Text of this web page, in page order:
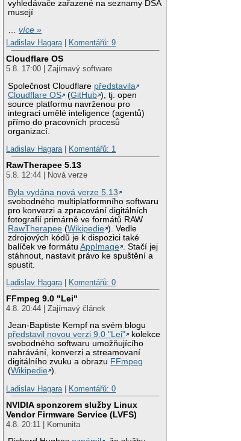
vyhledávače zařazené na seznamy DSA
musejí
…více »
Ladislav Hagara| Komentářů: 9
Cloudflare OS
5.8. 17:00 | Zajímavý software
Společnost Cloudflare představila
Cloudflare OS
(GitHub ), tj. open
source platformu navrženou pro
integraci umělé inteligence (agentů)
přímo do pracovních procesů
organizací.
Ladislav Hagara| Komentářů: 1
RawTherapee 5.13
5.8. 12:44 | Nová verze
Byla vydána nová verze 5.13
svobodného multiplatformního softwaru
pro konverzi a zpracování digitálních
fotografií primárně ve formátů RAW
RawTherapee (Wikipedie ). Vedle
zdrojových kódů je k dispozici také
balíček ve formátuAppImage
. Stačí jej
stáhnout, nastavit právo ke spuštění a
spustit.
Ladislav Hagara| Komentářů: 0
FFmpeg 9.0 "Lei"
4.8. 20:44 | Zajímavý článek
Jean-Baptiste Kempf na svém blogu
představil novou verzi 9.0 "Lei"
kolekce
svobodného softwaru umožňujícího
nahrávání, konverzi a streamovaní
digitálního zvuku a obrazu FFmpeg
(Wikipedie ).
Ladislav Hagara| Komentářů: 0
NVIDIA sponzorem služby Linux
Vendor Firmware Service (LVFS)
4.8. 20:11 | Komunita